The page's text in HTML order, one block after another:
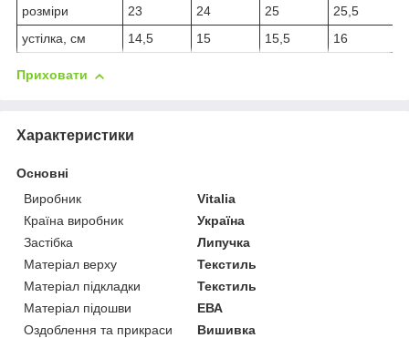
розміри 23 24 25 25,5
устілка, см
14,5 15 15,5 16
Приховати
Характеристики
Основні
Виробник
Vitalia
Країна виробник
Україна
Застібка
Липучка
Матеріал верху
Текстиль
Матеріал підкладки
Текстиль
Матеріал підошви
ЕВА
Оздоблення та прикраси
Вишивка